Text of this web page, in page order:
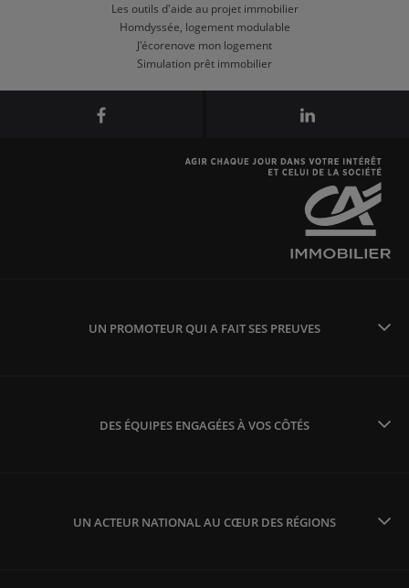
Les outils d'aide au projet immobilier
Homdyssée, logement modulable
J'écorenove mon logement
Simulation prêt immobilier
UN PROMOTEUR QUI A FAIT SES PREUVES
DES ÉQUIPES ENGAGÉES À VOS CÔTÉS
UN ACTEUR NATIONAL AU CŒUR DES RÉGIONS